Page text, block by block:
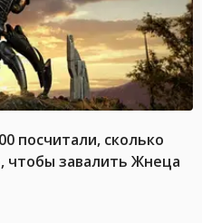
посчитали, сколько
чтобы завалить Жнеца